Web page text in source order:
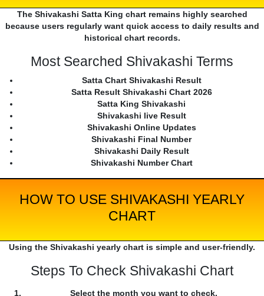
The Shivakashi Satta King chart remains highly searched
because users regularly want quick access to daily results and
historical chart records.
Most Searched Shivakashi Terms
Satta Chart Shivakashi Result
Satta Result Shivakashi Chart 2026
Satta King Shivakashi
Shivakashi live Result
Shivakashi Online Updates
Shivakashi Final Number
Shivakashi Daily Result
Shivakashi Number Chart
HOW TO USE SHIVAKASHI YEARLY
CHART
Using the Shivakashi yearly chart is simple and user-friendly.
Steps To Check Shivakashi Chart
Select the month you want to check.